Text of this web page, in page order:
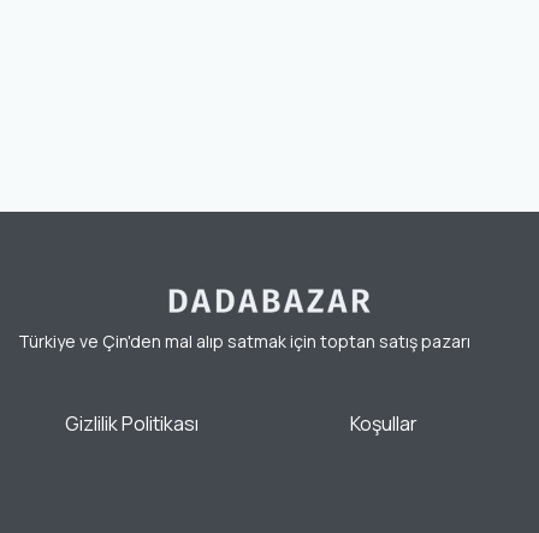
Türkiye ve Çin'den mal alıp satmak için toptan satış pazarı
Gizlilik Politikası Koşullar